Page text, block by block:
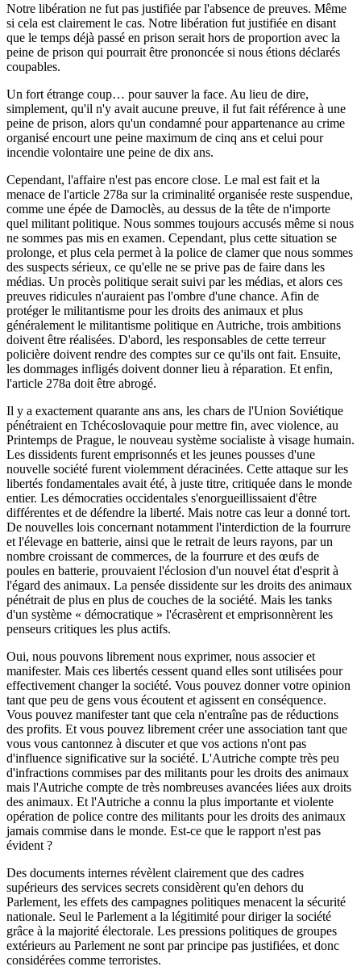
Notre libération ne fut pas justifiée par l'absence de preuves. Même
si cela est clairement le cas. Notre libération fut justifiée en disant
que le temps déjà passé en prison serait hors de proportion avec la
peine de prison qui pourrait être prononcée si nous étions déclarés
coupables.
Un fort étrange coup… pour sauver la face. Au lieu de dire,
simplement, qu'il n'y avait aucune preuve, il fut fait référence à une
peine de prison, alors qu'un condamné pour appartenance au crime
organisé encourt une peine maximum de cinq ans et celui pour
incendie volontaire une peine de dix ans.
Cependant, l'affaire n'est pas encore close. Le mal est fait et la
menace de l'article 278a sur la criminalité organisée reste suspendue,
comme une épée de Damoclès, au dessus de la tête de n'importe
quel militant politique. Nous sommes toujours accusés même si nous
ne sommes pas mis en examen. Cependant, plus cette situation se
prolonge, et plus cela permet à la police de clamer que nous sommes
des suspects sérieux, ce qu'elle ne se prive pas de faire dans les
médias. Un procès politique serait suivi par les médias, et alors ces
preuves ridicules n'auraient pas l'ombre d'une chance. Afin de
protéger le militantisme pour les droits des animaux et plus
généralement le militantisme politique en Autriche, trois ambitions
doivent être réalisées. D'abord, les responsables de cette terreur
policière doivent rendre des comptes sur ce qu'ils ont fait. Ensuite,
les dommages infligés doivent donner lieu à réparation. Et enfin,
l'article 278a doit être abrogé.
Il y a exactement quarante ans ans, les chars de l'Union Soviétique
pénétraient en Tchécoslovaquie pour mettre fin, avec violence, au
Printemps de Prague, le nouveau système socialiste à visage humain.
Les dissidents furent emprisonnés et les jeunes pousses d'une
nouvelle société furent violemment déracinées. Cette attaque sur les
libertés fondamentales avait été, à juste titre, critiquée dans le monde
entier. Les démocraties occidentales s'enorgueillissaient d'être
différentes et de défendre la liberté. Mais notre cas leur a donné tort.
De nouvelles lois concernant notamment l'interdiction de la fourrure
et l'élevage en batterie, ainsi que le retrait de leurs rayons, par un
nombre croissant de commerces, de la fourrure et des œufs de
poules en batterie, prouvaient l'éclosion d'un nouvel état d'esprit à
l'égard des animaux. La pensée dissidente sur les droits des animaux
pénétrait de plus en plus de couches de la société. Mais les tanks
d'un système « démocratique » l'écrasèrent et emprisonnèrent les
penseurs critiques les plus actifs.
Oui, nous pouvons librement nous exprimer, nous associer et
manifester. Mais ces libertés cessent quand elles sont utilisées pour
effectivement changer la société. Vous pouvez donner votre opinion
tant que peu de gens vous écoutent et agissent en conséquence.
Vous pouvez manifester tant que cela n'entraîne pas de réductions
des profits. Et vous pouvez librement créer une association tant que
vous vous cantonnez à discuter et que vos actions n'ont pas
d'influence significative sur la société. L'Autriche compte très peu
d'infractions commises par des militants pour les droits des animaux
mais l'Autriche compte de très nombreuses avancées liées aux droits
des animaux. Et l'Autriche a connu la plus importante et violente
opération de police contre des militants pour les droits des animaux
jamais commise dans le monde. Est-ce que le rapport n'est pas
évident ?
Des documents internes révèlent clairement que des cadres
supérieurs des services secrets considèrent qu'en dehors du
Parlement, les effets des campagnes politiques menacent la sécurité
nationale. Seul le Parlement a la légitimité pour diriger la société
grâce à la majorité électorale. Les pressions politiques de groupes
extérieurs au Parlement ne sont par principe pas justifiées, et donc
considérées comme terroristes.